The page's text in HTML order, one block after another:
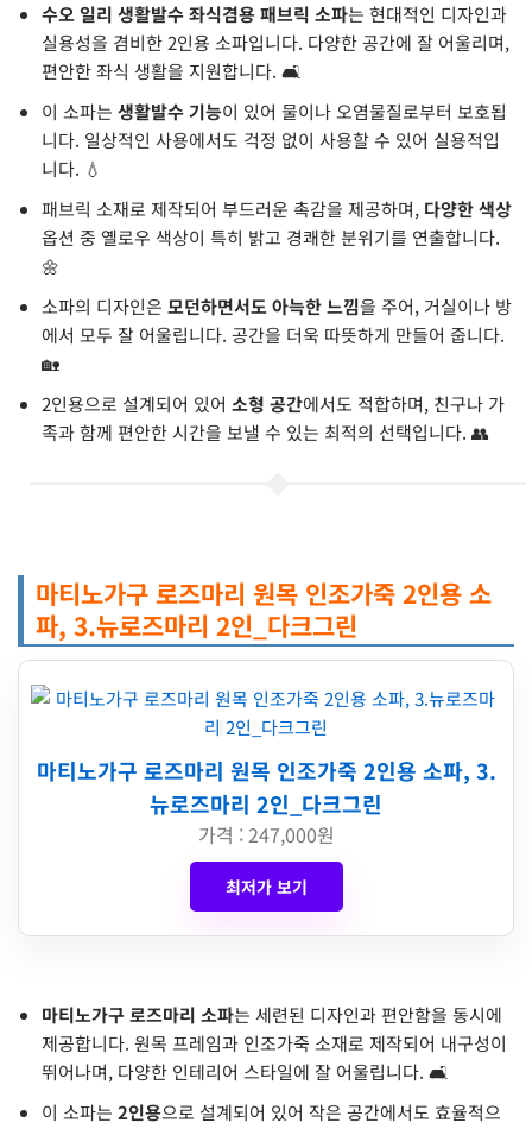
수오 일리 생활발수 좌식겸용 패브릭 소파는 현대적인 디자인과
실용성을 겸비한 2인용 소파입니다. 다양한 공간에 잘 어울리며,
편안한 좌식 생활을 지원합니다. 🛋️
이 소파는 생활발수 기능이 있어 물이나 오염물질로부터 보호됩
니다. 일상적인 사용에서도 걱정 없이 사용할 수 있어 실용적입
니다. 💧
패브릭 소재로 제작되어 부드러운 촉감을 제공하며, 다양한 색상
옵션 중 옐로우 색상이 특히 밝고 경쾌한 분위기를 연출합니다.
🌼
소파의 디자인은 모던하면서도 아늑한 느낌을 주어, 거실이나 방
에서 모두 잘 어울립니다. 공간을 더욱 따뜻하게 만들어 줍니다.
🏡
2인용으로 설계되어 있어 소형 공간에서도 적합하며, 친구나 가
족과 함께 편안한 시간을 보낼 수 있는 최적의 선택입니다. 👥
마티노가구 로즈마리 원목 인조가죽 2인용 소
파, 3.뉴로즈마리 2인_다크그린
마티노가구 로즈마리 원목 인조가죽 2인용 소파, 3.
뉴로즈마리 2인_다크그린
가격 : 247,000원
최저가 보기
마티노가구 로즈마리 소파는 세련된 디자인과 편안함을 동시에
제공합니다. 원목 프레임과 인조가죽 소재로 제작되어 내구성이
뛰어나며, 다양한 인테리어 스타일에 잘 어울립니다. 🛋️
이 소파는 2인용으로 설계되어 있어 작은 공간에서도 효율적으